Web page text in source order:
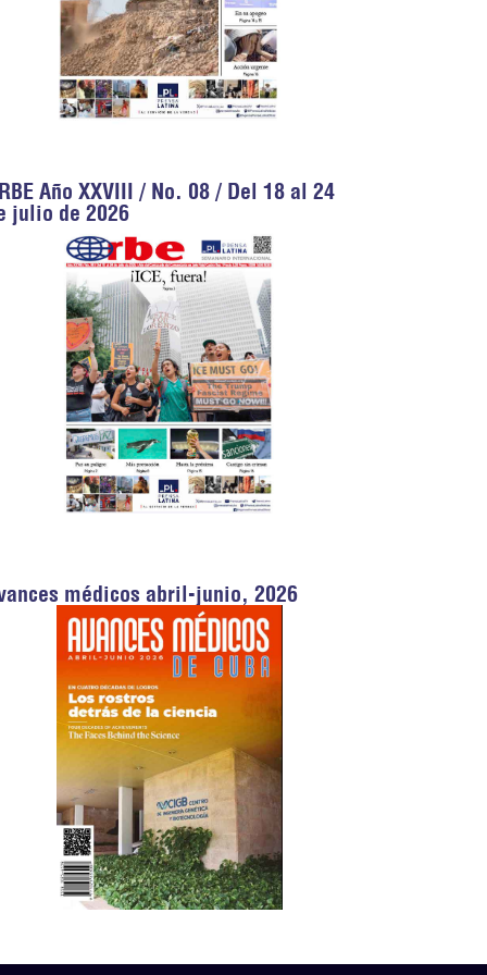
Año XXVIII / No. 08 / Del 18 al 24
julio de 2026
médicos abril-junio, 2026